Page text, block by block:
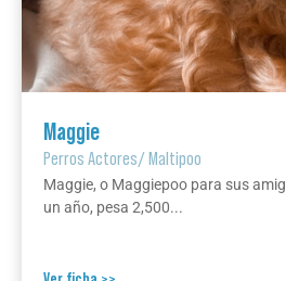
Maggie
Perros Actores/Maltipoo
Maggie, o Maggiepoo para sus
un año, pesa 2,500...